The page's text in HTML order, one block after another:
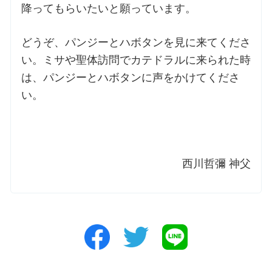
降ってもらいたいと願っています。
どうぞ、パンジーとハボタンを見に来てくださ
い。ミサや聖体訪問でカテドラルに来られた時
は、パンジーとハボタンに声をかけてくださ
い。
西川哲彌 神父